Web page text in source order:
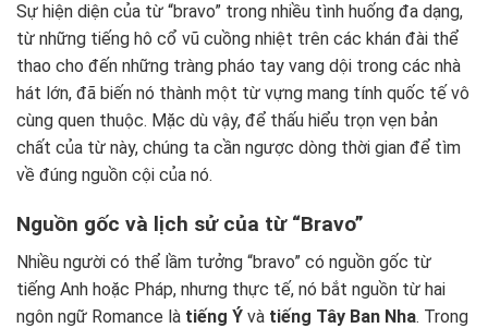
Sự hiện diện của từ “bravo” trong nhiều tình huống đa dạng,
từ những tiếng hô cổ vũ cuồng nhiệt trên các khán đài thể
thao cho đến những tràng pháo tay vang dội trong các nhà
hát lớn, đã biến nó thành một từ vựng mang tính quốc tế vô
cùng quen thuộc. Mặc dù vậy, để thấu hiểu trọn vẹn bản
chất của từ này, chúng ta cần ngược dòng thời gian để tìm
về đúng nguồn cội của nó.
Nguồn gốc và lịch sử của từ “Bravo”
Nhiều người có thể lầm tưởng “bravo” có nguồn gốc từ
tiếng Anh hoặc Pháp, nhưng thực tế, nó bắt nguồn từ hai
ngôn ngữ Romance là tiếng Ý và tiếng Tây Ban Nha. Trong